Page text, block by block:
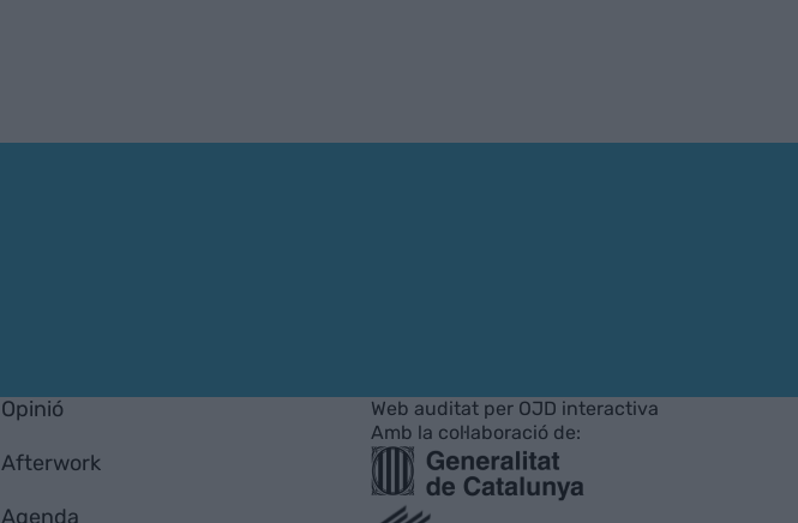
Opinió
Afterwork
Agenda
Web auditat per OJD interactiva
Amb la col·laboració de: